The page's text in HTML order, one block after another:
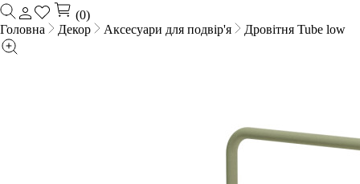
(0)
Головна
Декор Аксесуари для подвір'я Дровітня Tube low